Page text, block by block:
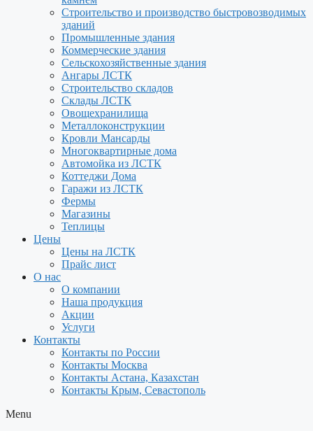
Строительство и производство быстровозводимых
зданий
Промышленные здания
Коммерческие здания
Сельскохозяйственные здания
Ангары ЛСТК
Строительство складов
Склады ЛСТК
Овощехранилища
Металлоконструкции
Кровли Мансарды
Многоквартирные дома
Автомойка из ЛСТК
Коттеджи Дома
Гаражи из ЛСТК
Фермы
Магазины
Теплицы
Цены
Цены на ЛСТК
Прайс лист
О нас
О компании
Наша продукция
Акции
Услуги
Контакты
Контакты по России
Контакты Москва
Контакты Астана, Казахстан
Контакты Крым, Севастополь
Menu